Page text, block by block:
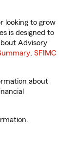
looking to grow
is designed to
Advisory
, SFIMC
about